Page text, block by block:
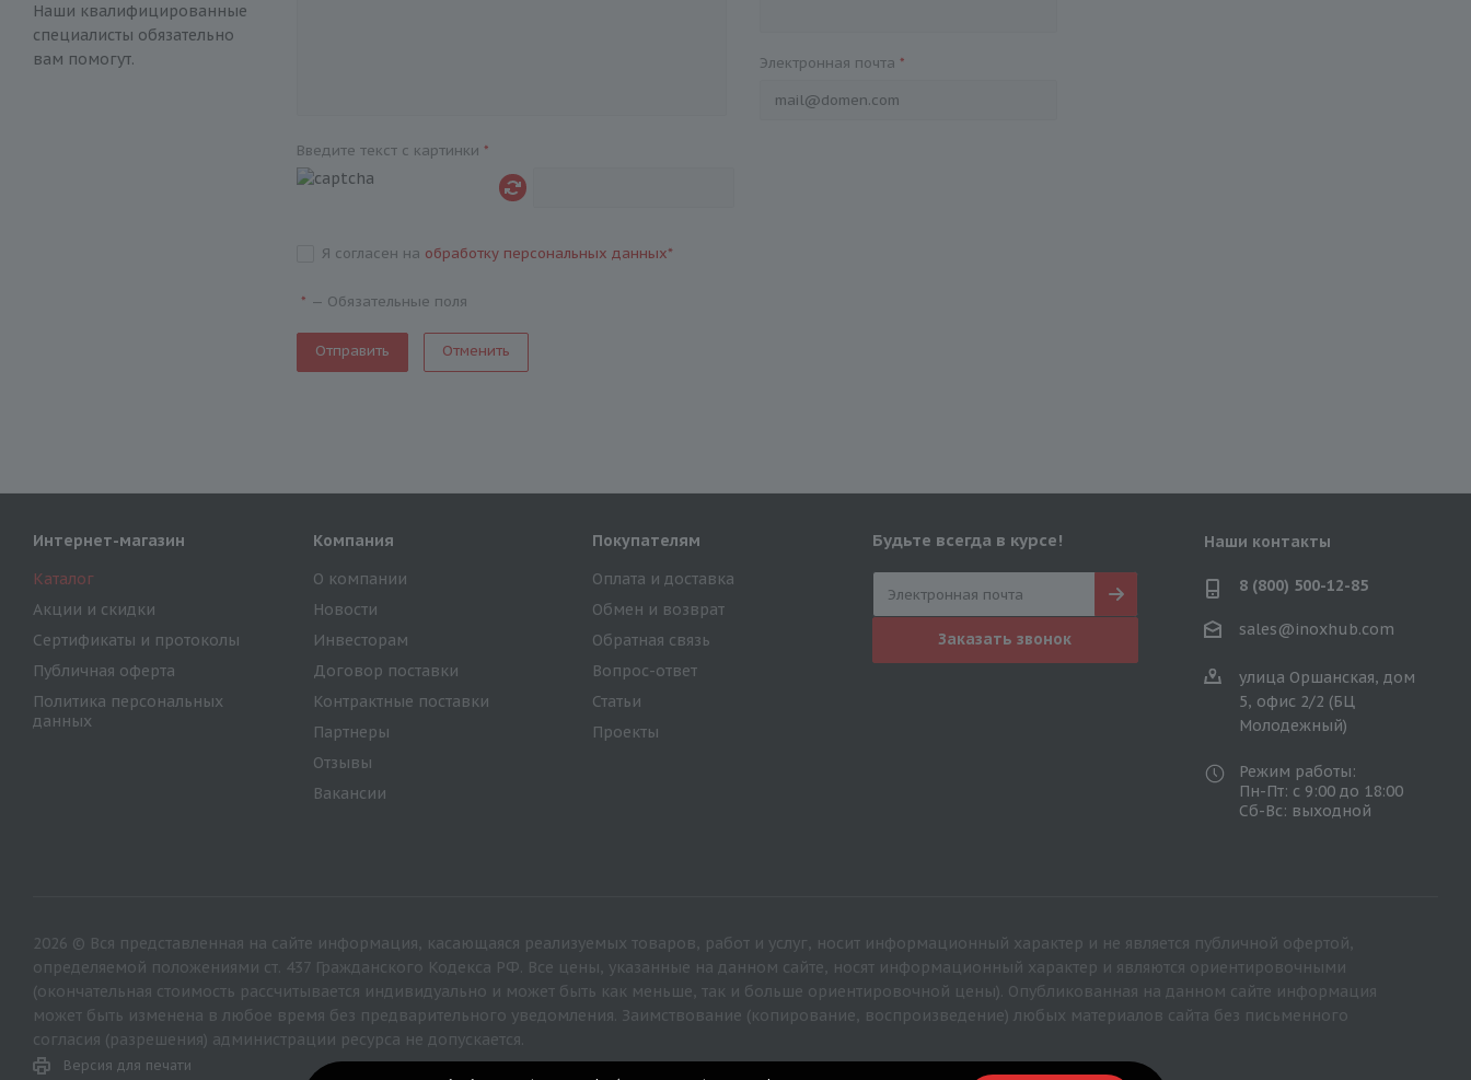
Наши квалифицированные
специалисты обязательно
вам помогут.
Электронная почта *
Введите текст с картинки*
Я согласен на обработку персональных данных*
* — Обязательные поля
Отменить
Интернет-магазин
Каталог
Акции и скидки
Сертификаты и протоколы
Публичная оферта
Политика персональных
данных
Компания
О компании
Новости
Инвесторам
Договор поставки
Контрактные поставки
Партнеры
Отзывы
Вакансии
Покупателям
Оплата и доставка
Обмен и возврат
Обратная связь
Вопрос-ответ
Статьи
Проекты
Будьте всегда в курсе!
Заказать звонок
Наши контакты
8 (800) 500-12-85
sales@inoxhub.com
улица Оршанская, дом
5, офис 2/2 (БЦ
Молодежный)
Режим работы:
Пн-Пт: с 9:00 до 18:00
Сб-Вс: выходной
2026 © Вся представленная на сайте информация, касающаяся реализуемых товаров, работ и услуг, носит информационный характер и не является публичной офертой,
определяемой положениями ст. 437 Гражданского Кодекса РФ. Все цены, указанные на данном сайте, носят информационный характер и являются ориентировочными
(окончательная стоимость рассчитывается индивидуально и может быть как меньше, так и больше ориентировочной цены). Опубликованная на данном сайте информация
может быть изменена в любое время без предварительного уведомления. Заимствование (копирование, воспроизведение) любых материалов сайта без письменного
согласия (разрешения) администрации ресурса не допускается.
Версия для печати